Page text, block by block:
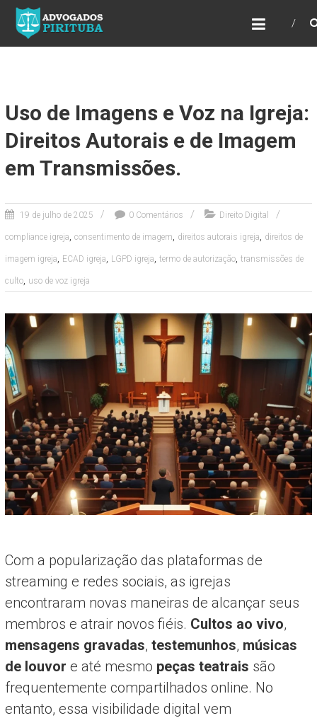
ADVOGADOS PIRITUBA
Precisando de advogado? Entre em contato!
Fazemos toda a assessoria que você
Uso de Imagens e Voz na Igreja:
Direitos Autorais e de Imagem
em Transmissões.
19 de julho de 2025 0 Comentários Direito Digital
compliance igreja, consentimento de imagem, direitos autorais igreja, direitos de
imagem igreja, ECAD igreja, LGPD igreja, termo de autorização, transmissões de
culto, uso de voz igreja
Com a popularização das plataformas de
streaming e redes sociais, as igrejas
encontraram novas maneiras de alcançar seus
membros e atrair novos fiéis. Cultos ao vivo,
mensagens gravadas, testemunhos, músicas
de louvor e até mesmo peças teatrais são
frequentemente compartilhados online. No
entanto, essa visibilidade digital vem